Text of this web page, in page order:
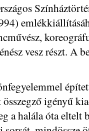
vesz részt. A
igényű
a halála óta eltelt